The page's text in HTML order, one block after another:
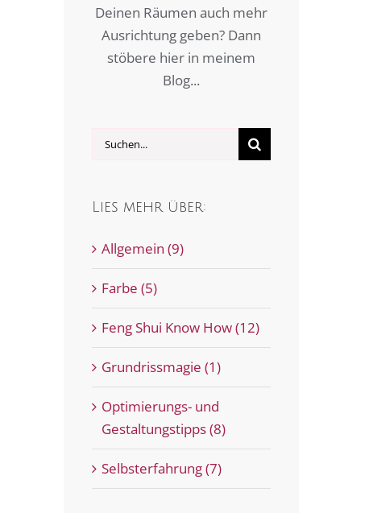
Deinen Räumen auch mehr
Ausrichtung geben? Dann
stöbere hier in meinem
Blog...
Suche
Lies mehr über:
Allgemein (9)
Farbe (5)
Feng Shui Know How (12)
Grundrissmagie (1)
Optimierungs- und
Gestaltungstipps (8)
Selbsterfahrung (7)